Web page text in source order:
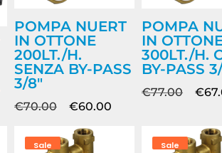
POMPA NUERT
IN OTTONE
200LT./H.
SENZA BY-PASS
3/8″
€70.00 €60.00
POMPA
IN
300LT./H.
BY-PASS
€77.00 €
Sale Sale